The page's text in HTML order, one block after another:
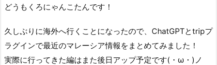
どうもくろにゃんこたんです！
久しぶりに海外へ行くことになったので、ChatGPTとtripプ
ラグインで最近のマレーシア情報をまとめてみました！
実際に行ってきた編はまた後日アップ予定です(・ω・)ノ